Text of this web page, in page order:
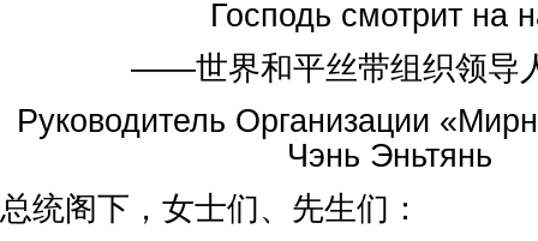
Господь смотрит на
——世界和平丝带组织领导
Руководитель Организации
Чэнь Эньтянь
总统阁下，女士们、先生们：